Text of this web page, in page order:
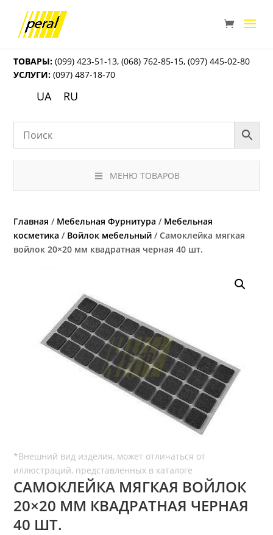
ТОВАРЫ: (099) 423-51-13,(068) 762-85-15,(097) 445-02-80
УСЛУГИ: (097) 487-18-70
UA RU
МЕНЮ ТОВАРОВ
Главная / Мебельная Фурнитура / Мебельная
косметика / Войлок мебельный / Самоклейка мягкая
войлок 20×20 мм квадратная черная 40 шт.
САМОКЛЕЙКА МЯГКАЯ ВОЙЛОК
20×20 ММ КВАДРАТНАЯ ЧЕРНАЯ
40 ШТ.